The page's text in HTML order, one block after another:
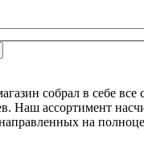
собрал в себе все
Наш ассортимент
на